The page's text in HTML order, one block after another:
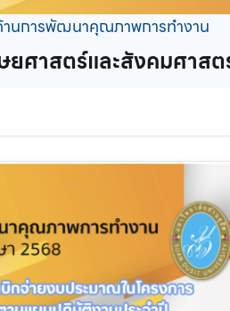
นการพัฒนาคุณภาพการทำงาน
ศาสตร์และสังคมศาสต